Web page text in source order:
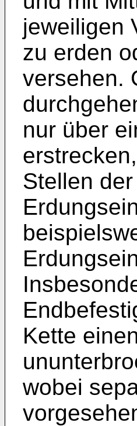
jeweiligen
zu erden
versehen.
nur über
Stellen
Kette
wobei